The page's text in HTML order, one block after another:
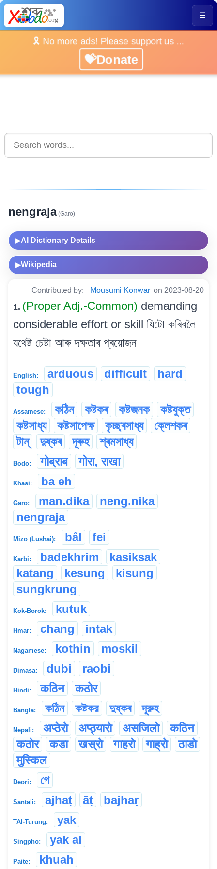
☰
🎗️ No more ads! Please support us ...
💝Donate
nengraja(Garo)
▶AI Dictionary Details
▶Wikipedia
Contributed by: Mousumi Konwar on 2023-08-20
1. (Proper Adj.-Common) demanding
considerable effort or skill যিটো কৰিবলৈ
যথেষ্ট চেষ্টা আৰু দক্ষতাৰ প্ৰয়োজন
English: arduous difficult
hard
tough
Assamese: কঠিন কষ্টকৰ কষ্টজনক
কষ্টযুক্ত
কষ্টসাধ্য
কষ্টসাপেক্ষ কৃচ্ছ্ৰসাধ্য
ক্লেশকৰ
টান্
দুষ্কৰ দূৰুহ শ্ৰমসাধ্য
Bodo: गोब्राब गोरा, राखा
Khasi: ba eh
Garo: man.dika
neng.nika
nengraja
Mizo (Lushai): bâl fei
Karbi: badekhrim
kasiksak
katang
kesung
kisung
sungkrung
Kok-Borok: kutuk
Hmar: chang intak
Nagamese: kothin moskil
Dimasa: dubi raobi
Hindi: कठिन कठोर
Bangla: কঠিন কষ্টকর দুষ্কৰ দূরুহ
Nepali: अप्ठेरो अप्ठ्यारो असजिलो
कठिन
कठोर
कडा खस्रो गाहरो गाह्रो
ठाडो
मुस्किल
Deori: গে
Santali: ajhaṭ ãṭ bajhaṛ
TAI-Turung: yak
Singpho: yak ai
Paite: khuah